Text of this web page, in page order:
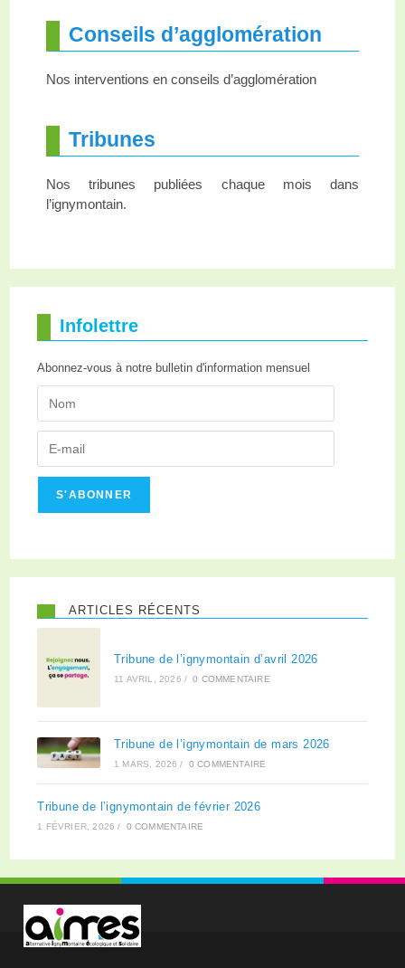
Conseils d’agglomération
Nos interventions en conseils d’agglomération
Tribunes
Nos tribunes publiées chaque mois dans
l’ignymontain.
Infolettre
Abonnez-vous à notre bulletin d'information mensuel
S'ABONNER
ARTICLES RÉCENTS
Tribune de l’ignymontain d’avril 2026
11 AVRIL, 2026 / 0 COMMENTAIRE
Tribune de l’ignymontain de mars 2026
1 MARS, 2026 / 0 COMMENTAIRE
Tribune de l’ignymontain de février 2026
1 FÉVRIER, 2026 / 0 COMMENTAIRE